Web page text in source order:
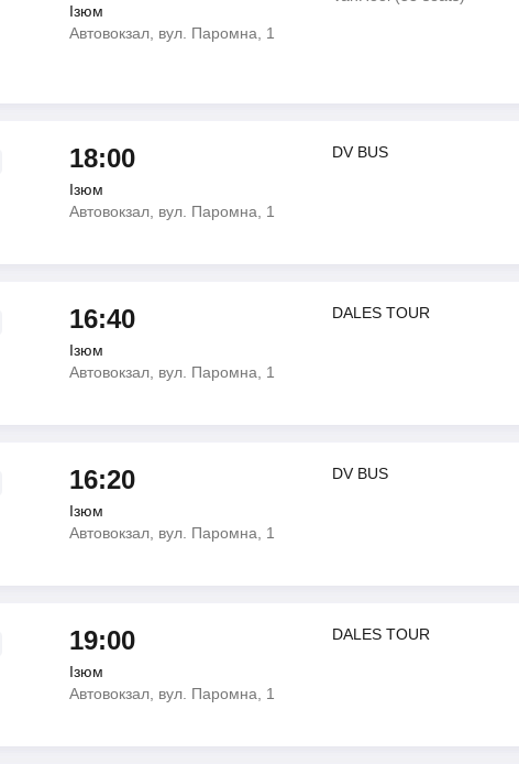
Ізюм
Автовокзал, вул. Паромна, 1
18:00
Ізюм
Автовокзал, вул. Паромна, 1
DV BUS
16:40
Ізюм
Автовокзал, вул. Паромна, 1
DALES TOUR
16:20
Ізюм
Автовокзал, вул. Паромна, 1
DV BUS
19:00
Ізюм
Автовокзал, вул. Паромна, 1
DALES TOUR